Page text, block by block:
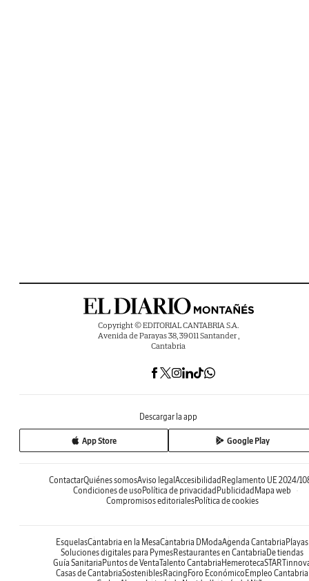
Copyright © EDITORIAL CANTABRIA S.A.
Avenida de Parayas 38, 39011 Santander ,
Cantabria
Descargar la app
App Store Google Play
ContactarQuiénes somosAviso legal Accesibilidad Reglamento UE 2024/
Condiciones de uso Política de privacidad Publicidad Mapa web
Compromisos editorialesPolítica de cookies
EsquelasCantabria en la MesaCantabria DModaAgenda Cantabria Playas
Soluciones digitales para PymesRestaurantes en Cantabria De tiendas
Guía Sanitaria Puntos de VentaTalento Cantabria Hemeroteca
Casas de CantabriaSosteniblesRacing Foro Económico Empleo Cantabria